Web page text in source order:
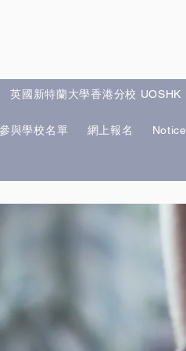
蘭大學香港分校 UOSHK More
英國新特蘭大學香港分校 UOSHK
參與學校名單 網上報名 Notice